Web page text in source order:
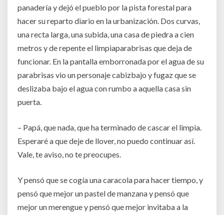
panadería y dejó el pueblo por la pista forestal para
hacer su reparto diario en la urbanización. Dos curvas,
una recta larga, una subida, una casa de piedra a cien
metros y de repente el limpiaparabrisas que deja de
funcionar. En la pantalla emborronada por el agua de su
parabrisas vio un personaje cabizbajo y fugaz que se
deslizaba bajo el agua con rumbo a aquella casa sin
puerta.
– Papá, que nada, que ha terminado de cascar el limpia.
Esperaré a que deje de llover, no puedo continuar así.
Vale, te aviso, no te preocupes.
Y pensó que se cogía una caracola para hacer tiempo, y
pensó que mejor un pastel de manzana y pensó que
mejor un merengue y pensó que mejor invitaba a la